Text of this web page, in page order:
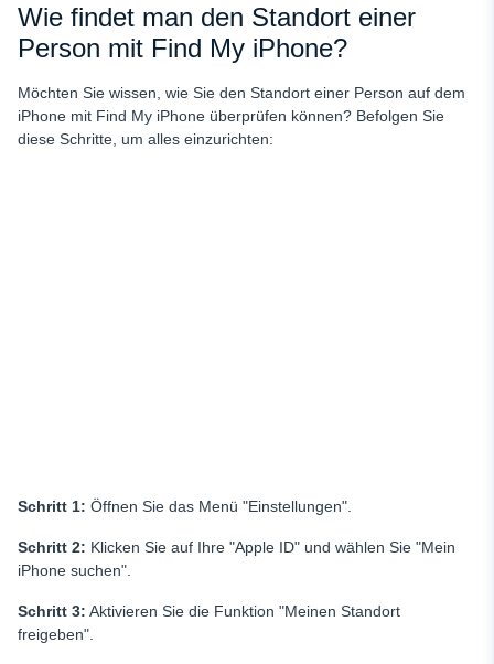
Wie findet man den Standort einer
Person mit Find My iPhone?
Möchten Sie wissen, wie Sie den Standort einer Person auf dem
iPhone mit Find My iPhone überprüfen können? Befolgen Sie
diese Schritte, um alles einzurichten:
Schritt 1: Öffnen Sie das Menü "Einstellungen".
Schritt 2: Klicken Sie auf Ihre "Apple ID" und wählen Sie "Mein
iPhone suchen".
Schritt 3: Aktivieren Sie die Funktion "Meinen Standort
freigeben".